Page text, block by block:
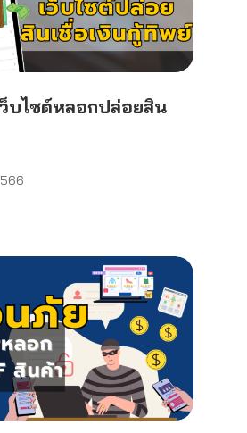
ว็บไซต์หลอกปล่อยสิน